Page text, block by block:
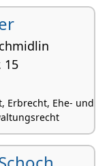
15
Erbrecht, Ehe- und